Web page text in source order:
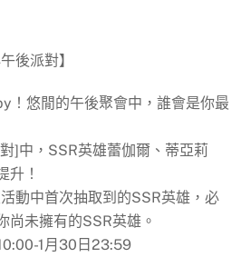
後派對】
！悠閒的午後聚會中，誰會是你最
]中，SSR英雄蕾伽爾、蒂亞莉
升！
動中首次抽取到的SSR英雄，必
尚未擁有的SSR英雄。
1月30日23:59